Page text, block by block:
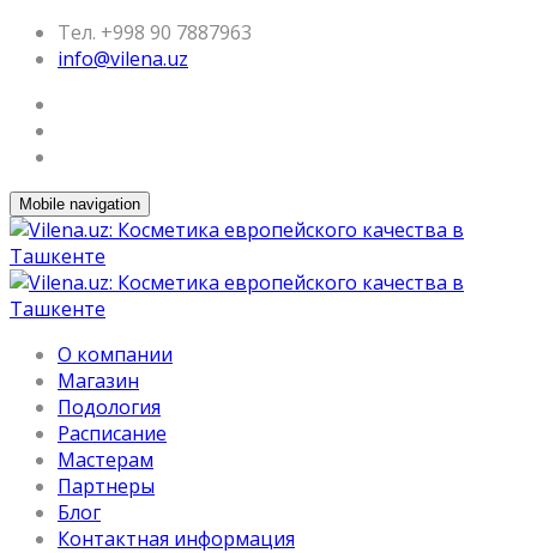
Тел. +998 90 7887963
info@vilena.uz
Mobile navigation
О компании
Магазин
Подология
Расписание
Мастерам
Партнеры
Блог
Контактная информация